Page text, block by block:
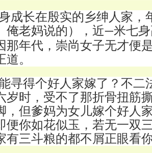
成长在殷实的乡绅人家，
俺老妈说的），近一米七
那年代，崇尚女子无才便
。
寻得个好人家嫁了？不二
岁时，受不了那折骨扭筋
，但爹妈为女儿嫁个好人
便你如花似玉，若无一双
有三斗粮的都不屑正眼看